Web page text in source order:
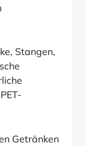
Stangen,
Getränken